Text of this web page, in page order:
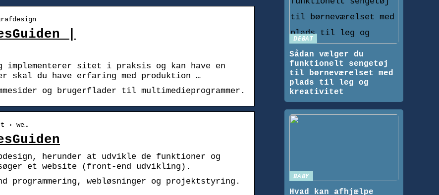
|
implementerer sitet i praksis og kan have en
skal du have erfaring med produktion …
og brugerflader til multimedieprogrammer.
› we…
herunder at udvikle de funktioner og
et website (front-end udvikling).
programmering, webløsninger og projektstyring.
DEBAT
Sådan vælger du
funktionelt sengetøj
til børneværelset med
plads til leg og
kreativitet
BABY
Hvad kan afhjælpe